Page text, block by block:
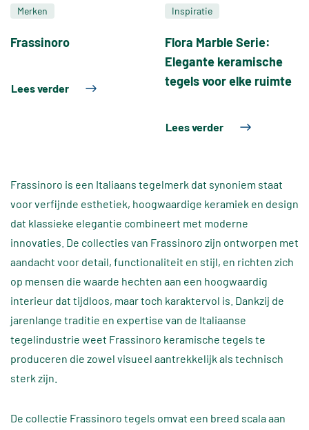
Merken
Frassinoro
Lees verder
Inspiratie
Flora Marble Serie:
Elegante keramische
tegels voor elke ruimte
Lees verder
Frassinoro is een Italiaans tegelmerk dat synoniem staat
voor verfijnde esthetiek, hoogwaardige keramiek en design
dat klassieke elegantie combineert met moderne
innovaties. De collecties van Frassinoro zijn ontworpen met
aandacht voor detail, functionaliteit en stijl, en richten zich
op mensen die waarde hechten aan een hoogwaardig
interieur dat tijdloos, maar toch karaktervol is. Dankzij de
jarenlange traditie en expertise van de Italiaanse
tegelindustrie weet Frassinoro keramische tegels te
produceren die zowel visueel aantrekkelijk als technisch
sterk zijn.
De collectie Frassinoro tegels omvat een breed scala aan